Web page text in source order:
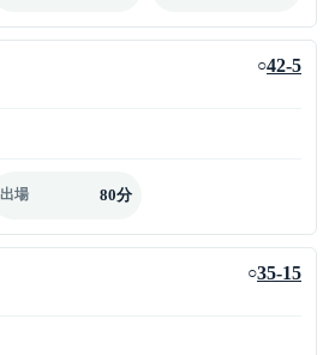
○42-5
出場 80分
○35-15